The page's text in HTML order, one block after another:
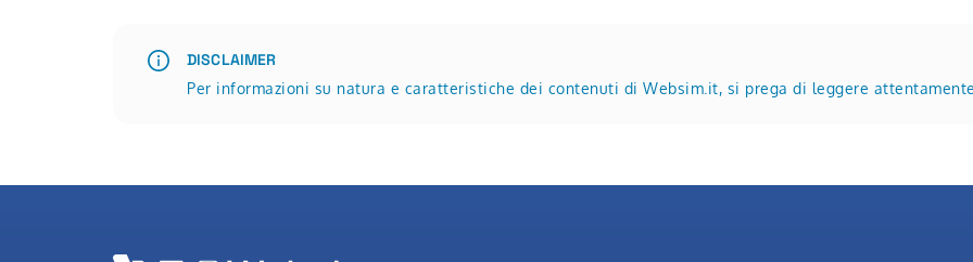
DISCLAIMER
Per informazioni su natura e caratteristiche dei contenuti di Websim.it, si prega di leggere